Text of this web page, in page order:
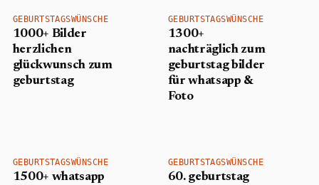
GEBURTSTAGSWÜNSCHE
1000+ Bilder
herzlichen
glückwunsch zum
geburtstag
GEBURTSTAGSWÜNSCHE
1300+
nachträglich zum
geburtstag bilder
für whatsapp &
Foto
GEBURTSTAGSWÜNSCHE
1500+ whatsapp
GEBURTSTAGSWÜNSCHE
60. geburtstag